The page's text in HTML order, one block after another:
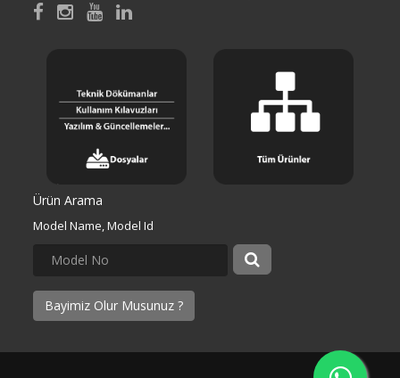
Ürün Arama
Model Name, Model Id
Bayimiz Olur Musunuz ?